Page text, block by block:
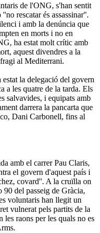
de l'ONG, s'han sentit
rescatar és assassinar''.
i amb la denúncia que
en morts i no en
ha estat molt crític amb
aquest divendres a la
al Mediterrani.
la delegació del govern
a les quatre de la tarda. Els
salvavides, i equipats amb
darrera la pancarta que
Dani Carbonell, fins al
amb el carrer Pau Claris,
el govern d'aquest país i
covard''. A la cruïlla on
del passeig de Gràcia,
voluntaris han llegit un
vulnerat pels partits de la
raons per les quals no es